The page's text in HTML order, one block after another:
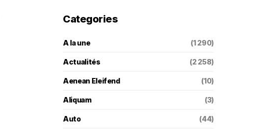
Categories
A la une (1 290)
Actualités (2 258)
Aenean Eleifend (10)
Aliquam (3)
Auto (44)